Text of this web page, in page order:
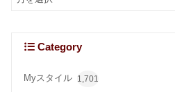
Category
Myスタイル 1,701